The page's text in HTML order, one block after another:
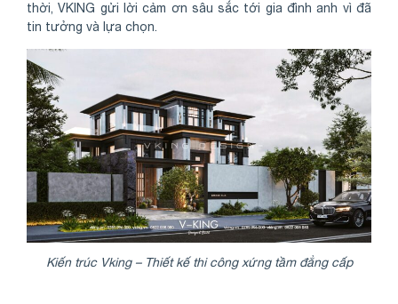
thời, VKING gửi lời cảm ơn sâu sắc tới gia đình anh vì đã
tin tưởng và lựa chọn.
Kiến trúc Vking – Thiết kế thi công xứng tầm đẳng cấp